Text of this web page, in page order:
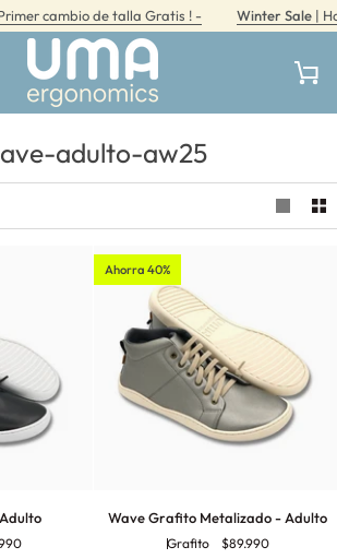
cambio de talla Gratis ! - Winter Sale|
adulto-aw25
Ahorra 40%
Grafito
Metalizado
Wave Grafito Metalizado - Adulto
Grafito $89.990